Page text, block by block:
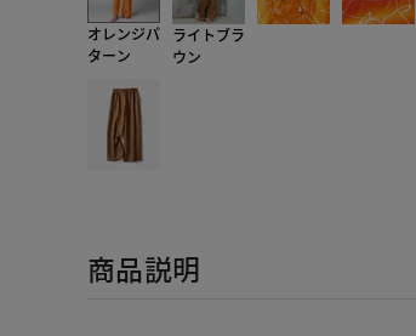
オレンジパ
ターン
ライトブラ
ウン
商品説明